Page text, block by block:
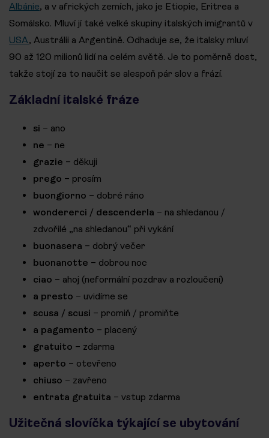
Albánie, a v afrických zemích, jako je Etiopie, Eritrea a
Somálsko. Mluví jí také velké skupiny italských imigrantů v
USA, Austrálii a Argentině. Odhaduje se, že italsky mluví
90 až 120 milionů lidí na celém světě. Je to poměrně dost,
takže stojí za to naučit se alespoň pár slov a frází.
Základní italské fráze
si – ano
ne – ne
grazie – děkuji
prego – prosím
buongiorno – dobré ráno
wondererci / descenderla – na shledanou /
zdvořilé „na shledanou“ při vykání
buonasera – dobrý večer
buonanotte – dobrou noc
ciao – ahoj (neformální pozdrav a rozloučení)
a presto – uvidíme se
scusa / scusi – promiň / promiňte
a pagamento – placený
gratuito – zdarma
aperto – otevřeno
chiuso – zavřeno
entrata gratuita – vstup zdarma
Užitečná slovíčka týkající se ubytování